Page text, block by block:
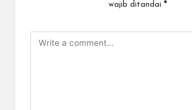
wajib ditandai *